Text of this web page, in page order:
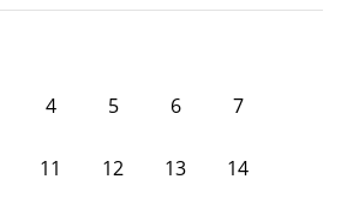
4 5 6 7
11 12 13 14